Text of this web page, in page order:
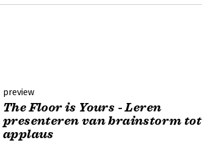
preview
The Floor is Yours - Leren
presenteren van brainstorm tot
applaus